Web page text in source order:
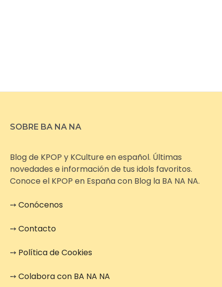
SOBRE BA NA NA
Blog de KPOP y KCulture en español. Últimas
novedades e información de tus idols favoritos.
Conoce el KPOP en España con Blog la BA NA NA.
➙Conócenos
➙Contacto
➙ Política de Cookies
➙Colabora con BA NA NA